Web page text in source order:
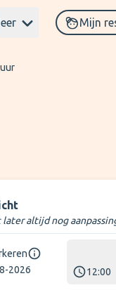
Mijn
later altijd nog
2026
12:00